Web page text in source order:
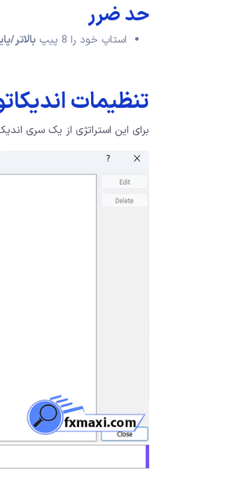
حد ضرر
استاپ خود را 8 پیپ بالاتر/
تنظیمات
برای این استراتژی از یک سری